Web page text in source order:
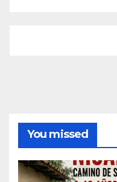
You missed